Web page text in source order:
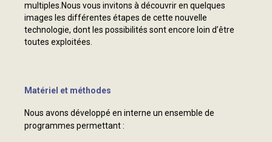
multiples.Nous vous invitons à découvrir en quelques
images les différentes étapes de cette nouvelle
technologie, dont les possibilités sont encore loin d’être
toutes exploitées.
Matériel et méthodes
Nous avons développé en interne un ensemble de
programmes permettant :